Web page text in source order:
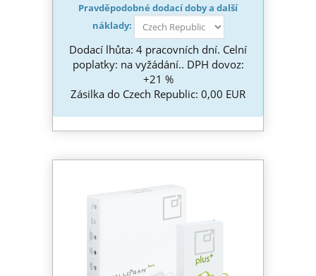
Pravděpodobné dodací doby a další
náklady:
Dodací lhůta: 4 pracovních dní. Celní
poplatky: na vyžádání.. DPH dovoz:
+21 %
Zásilka do Czech Republic: 0,00 EUR